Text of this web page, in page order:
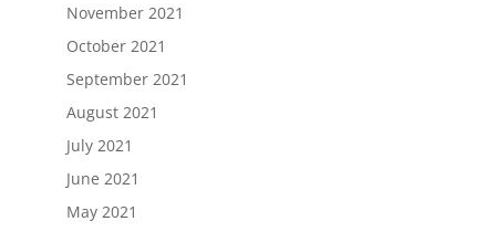
November 2021
October 2021
September 2021
August 2021
July 2021
June 2021
May 2021